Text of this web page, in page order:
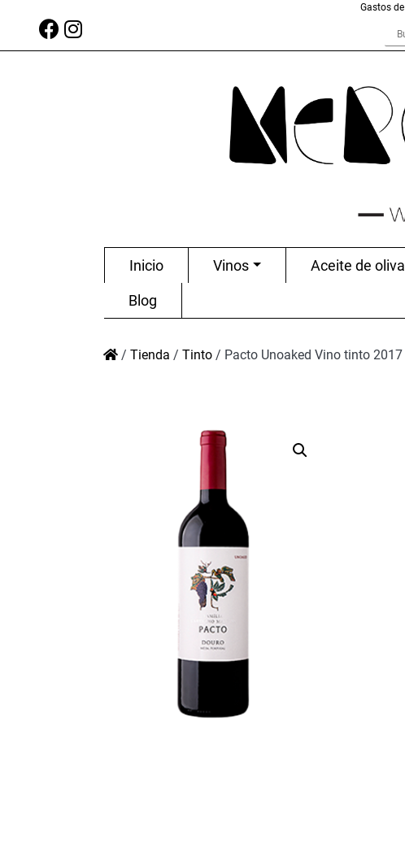
Gastos
Inicio Vinos Aceite de oliva
Blog
/ Tienda / Tinto / Pacto Unoaked Vino tinto 2017